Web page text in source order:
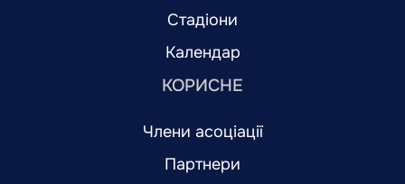
Стадіони
Календар
КОРИСНЕ
Члени асоціації
Партнери